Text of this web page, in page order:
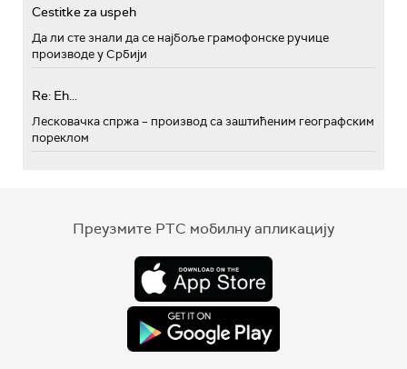
Cestitke za uspeh
Да ли сте знали да се најбоље грамофонске ручице
производе у Србији
Re: Eh...
Лесковачка спржа – производ са заштићеним географским
пореклом
Преузмите РТС мобилну апликацију